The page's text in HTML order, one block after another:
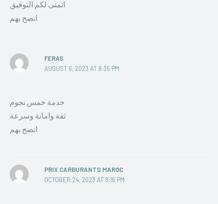
اتمنى لكم التوفيق
انصح بهم
FERAS
AUGUST 6, 2023 AT 8:35 PM
خدمة خمس نجوم
ثقة وامانة وسرعة
انصح بهم
PRIX CARBURANTS MAROC
OCTOBER 24, 2023 AT 8:16 PM